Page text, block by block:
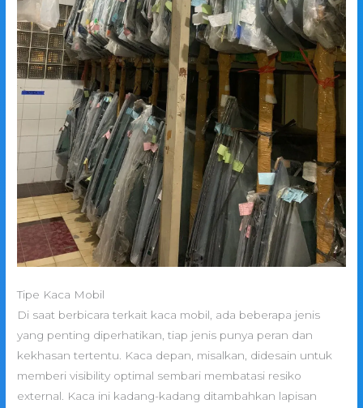
Tipe Kaca Mobil
Di saat berbicara terkait kaca mobil, ada beberapa jenis
yang penting diperhatikan, tiap jenis punya peran dan
kekhasan tertentu. Kaca depan, misalkan, didesain untuk
memberi visibility optimal sembari membatasi resiko
external. Kaca ini kadang-kadang ditambahkan lapisan